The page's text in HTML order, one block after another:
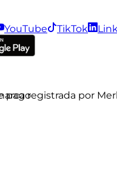
YouTube TikTok
registrada por